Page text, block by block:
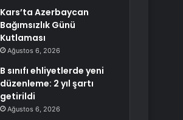
Kars’ta Azerbaycan
Bağımsızlık Günü
Kutlaması
Ağustos 6, 2026
B sınıfı ehliyetlerde yeni
düzenleme: 2 yıl şartı
getirildi
Ağustos 6, 2026